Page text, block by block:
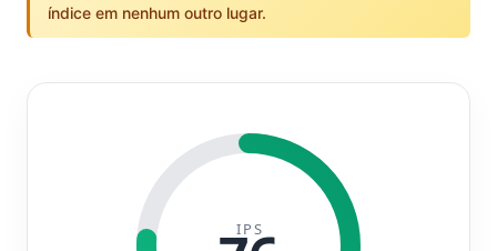
índice em nenhum outro lugar.
IPS